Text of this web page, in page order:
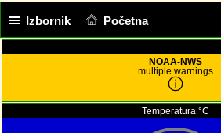
Izbornik Početna
NOAA-NWS
multiple warnings
Temperatura °C